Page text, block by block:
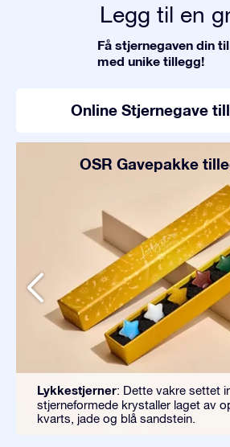
Legg til en
Få stjernegaven din
med unike tillegg!
Online Stjernegave
OSR Gavepakke
Lykkestjerner: Dette vakre settet
stjerneformede krystaller laget av
kvarts, jade og blå sandstein.